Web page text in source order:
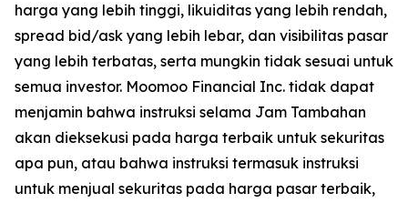
harga yang lebih tinggi, likuiditas yang lebih rendah,
spread bid/ask yang lebih lebar, dan visibilitas pasar
yang lebih terbatas, serta mungkin tidak sesuai untuk
semua investor. Moomoo Financial Inc. tidak dapat
menjamin bahwa instruksi selama Jam Tambahan
akan dieksekusi pada harga terbaik untuk sekuritas
apa pun, atau bahwa instruksi termasuk instruksi
untuk menjual sekuritas pada harga pasar terbaik,